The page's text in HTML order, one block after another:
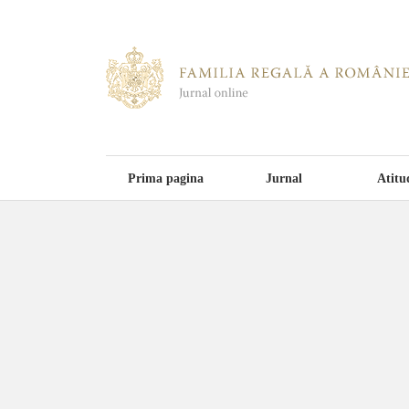
Prima pagina Jurnal